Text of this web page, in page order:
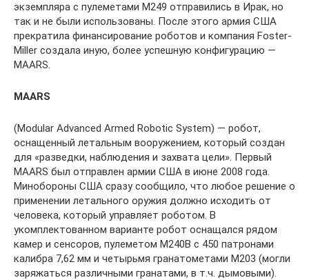
экземпляра с пулеметами M249 отправились в Ирак, но
так и не были использованы. После этого армия США
прекратила финансирование роботов и компания Foster-
Miller создала иную, более успешную конфигурацию —
MAARS.
MAARS
(Modular Advanced Armed Robotic System) — робот,
оснащенный летальным вооружением, который создан
для «разведки, наблюдения и захвата цели». Первый
MAARS был отправлен армии США в июне 2008 года.
Минобороны США сразу сообщило, что любое решение о
применении летального оружия должно исходить от
человека, который управляет роботом. В
укомплектованном варианте робот оснащался рядом
камер и сенсоров, пулеметом M240B с 450 патронами
калибра 7,62 мм и четырьмя гранатометами M203 (могли
заряжаться различными гранатами, в т.ч. дымовыми).